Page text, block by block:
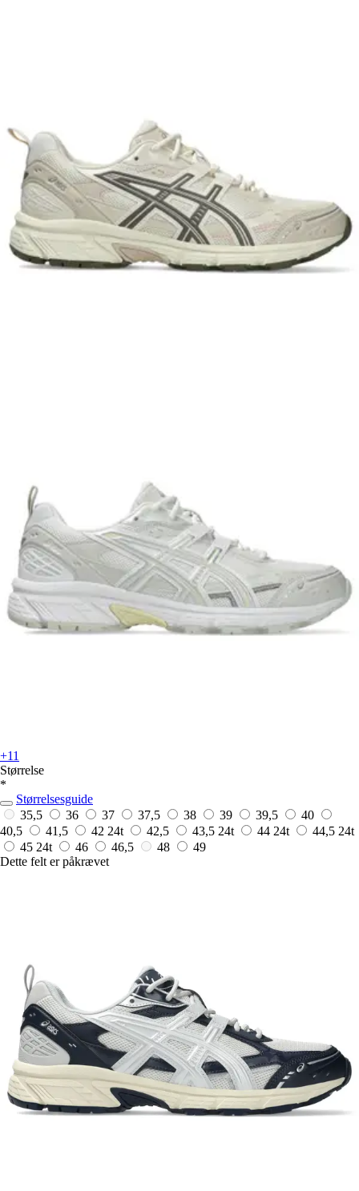
+11
Størrelse
*
Størrelsesguide
35,5
36 37 37,5 38 39 39,5
40
40,5
41,5 42 24t 42,5 43,5 24t 44 24t 44,5 24t
45 24t 46 46,5 48
49
Dette felt er påkrævet